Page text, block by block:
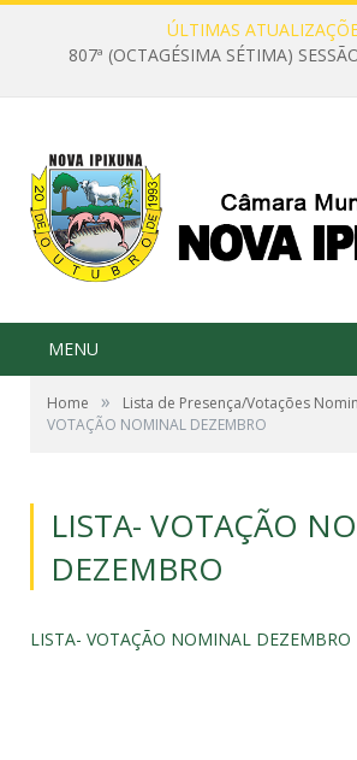
ÚLTIMAS
807ª (OCTAGÉSIMA SÉTIMA)
MENU
Home » Lista de Presença/Votações
VOTAÇÃO NOMINAL DEZEMBRO
LISTA- VOTAÇÃO
DEZEMBRO
LISTA- VOTAÇÃO NOMINAL DEZEMBRO